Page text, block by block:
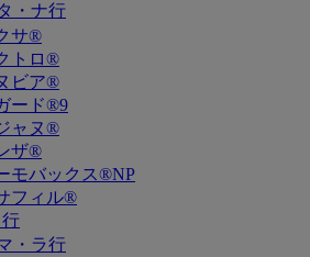
・ナ行
サ®
トロ®
ビア®
ード®9
ャヌ®
ザ®
モバックス®NP
フィル®
・ラ行